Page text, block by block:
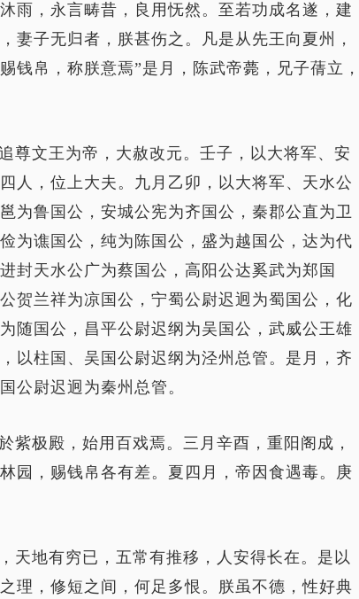
雨，永言畴昔，良用怃然。至若功成名遂，建
妻子无归者，朕甚伤之。凡是从先王向夏州，
钱帛，称朕意焉”是月，陈武帝薨，兄子蒨立，
尊文王为帝，大赦改元。壬子，以大将军、安
人，位上大夫。九月乙卯，以大将军、天水公
为鲁国公，安城公宪为齐国公，秦郡公直为卫
为谯国公，纯为陈国公，盛为越国公，达为代
封天水公广为蔡国公，高阳公达奚武为郑国
贺兰祥为凉国公，宁蜀公尉迟迥为蜀国公，化
随国公，昌平公尉迟纲为吴国公，武威公王雄
以柱国、吴国公尉迟纲为泾州总管。是月，齐
公尉迟迥为秦州总管。
紫极殿，始用百戏焉。三月辛酉，重阳阁成，
园，赐钱帛各有差。夏四月，帝因食遇毒。庚
天地有穷已，五常有推移，人安得长在。是以
理，修短之间，何足多恨。朕虽不德，性好典